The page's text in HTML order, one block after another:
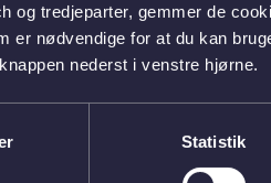
og tredjeparter, gemmer de
er nødvendige for at du kan
nederst i venstre hjørne.
Statistik